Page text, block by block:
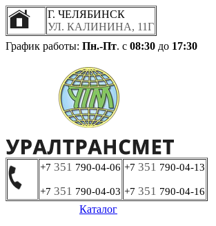
Г. ЧЕЛЯБИНСК
УЛ. КАЛИНИНА, 11Г
График работы: Пн.-Пт. с 08:30 до 17:30
+7 351 790-04-06
+7 351 790-04-03
+7 351 790-04-13
+7 351 790-04-16
Каталог